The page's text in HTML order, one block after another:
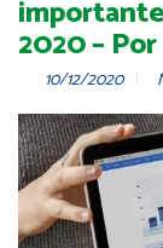
2020 –
10/12/2020